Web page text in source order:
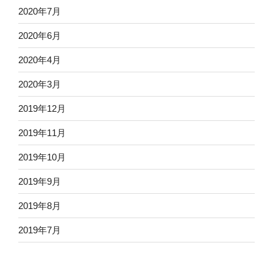
2020年7月
2020年6月
2020年4月
2020年3月
2019年12月
2019年11月
2019年10月
2019年9月
2019年8月
2019年7月